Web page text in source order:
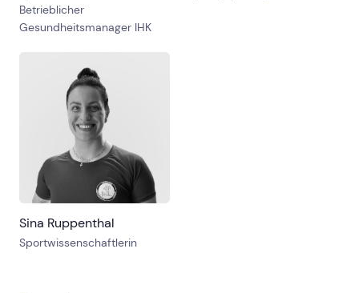
Betrieblicher
Gesundheitsmanager IHK
Sina Ruppenthal
Sportwissenschaftlerin